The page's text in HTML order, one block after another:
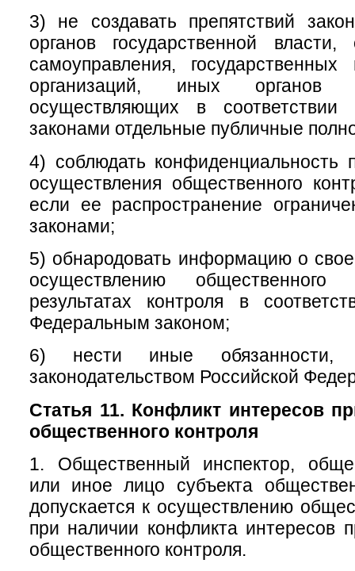
3) не создавать препятствий
органов государственной власти,
самоуправления,
организаций, иных органов
осуществляющих в
законами отдельные публичные
4) соблюдать конфиденциальность
осуществления общественного
если ее распространение
законами;
5) обнародовать информацию о
осуществлению
результатах контроля в
Федеральным законом;
6) нести иные обязанности,
законодательством Российской
Статья 11. Конфликт интересов
общественного контроля
1. Общественный инспектор,
или иное лицо субъекта
допускается к осуществлению
при наличии конфликта интересов
общественного контроля.